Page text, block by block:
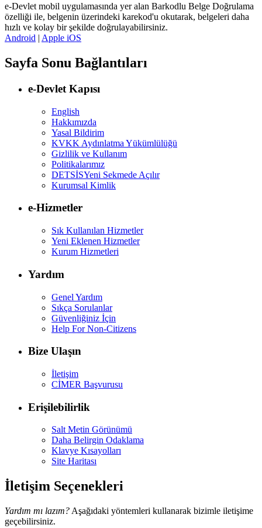
e-Devlet mobil uygulamasında yer alan Barkodlu Belge Doğrulama
özelliği ile, belgenin üzerindeki karekod'u okutarak, belgeleri daha
hızlı ve kolay bir şekilde doğrulayabilirsiniz.
Android | Apple iOS
Sayfa Sonu Bağlantıları
e-Devlet Kapısı
English
Hakkımızda
Yasal Bildirim
KVKK Aydınlatma Yükümlülüğü
Gizlilik ve Kullanım
Politikalarımız
DETSİSYeni Sekmede Açılır
Kurumsal Kimlik
e-Hizmetler
Sık Kullanılan Hizmetler
Yeni Eklenen Hizmetler
Kurum Hizmetleri
Yardım
Genel Yardım
Sıkça Sorulanlar
Güvenliğiniz İçin
Help For Non-Citizens
Bize Ulaşın
İletişim
CİMER Başvurusu
Erişilebilirlik
Salt Metin Görünümü
Daha Belirgin Odaklama
Klavye Kısayolları
Site Haritası
İletişim Seçenekleri
Yardım mı lazım? Aşağıdaki yöntemleri kullanarak bizimle iletişime
geçebilirsiniz.